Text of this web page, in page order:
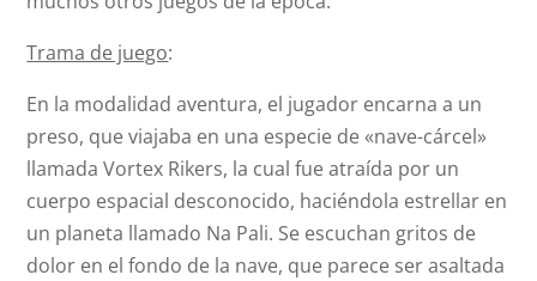
Trama de juego:
En la modalidad aventura, el jugador encarna a un
preso, que viajaba en una especie de «nave-cárcel»
llamada Vortex Rikers, la cual fue atraída por un
cuerpo espacial desconocido, haciéndola estrellar en
un planeta llamado Na Pali. Se escuchan gritos de
dolor en el fondo de la nave, que parece ser asaltada